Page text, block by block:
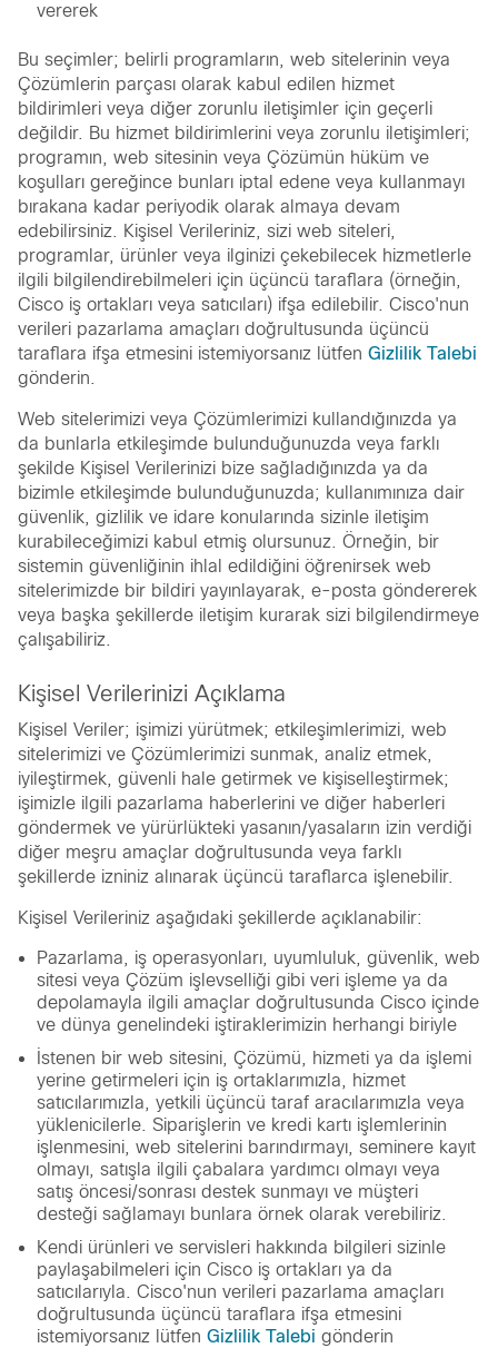
vererek
Bu seçimler; belirli programların, web sitelerinin veya
Çözümlerin parçası olarak kabul edilen hizmet
bildirimleri veya diğer zorunlu iletişimler için geçerli
değildir. Bu hizmet bildirimlerini veya zorunlu iletişimleri;
programın, web sitesinin veya Çözümün hüküm ve
koşulları gereğince bunları iptal edene veya kullanmayı
bırakana kadar periyodik olarak almaya devam
edebilirsiniz. Kişisel Verileriniz, sizi web siteleri,
programlar, ürünler veya ilginizi çekebilecek hizmetlerle
ilgili bilgilendirebilmeleri için üçüncü taraflara (örneğin,
Cisco iş ortakları veya satıcıları) ifşa edilebilir. Cisco'nun
verileri pazarlama amaçları doğrultusunda üçüncü
taraflara ifşa etmesini istemiyorsanız lütfen Gizlilik Talebi
gönderin.
Web sitelerimizi veya Çözümlerimizi kullandığınızda ya
da bunlarla etkileşimde bulunduğunuzda veya farklı
şekilde Kişisel Verilerinizi bize sağladığınızda ya da
bizimle etkileşimde bulunduğunuzda; kullanımınıza dair
güvenlik, gizlilik ve idare konularında sizinle iletişim
kurabileceğimizi kabul etmiş olursunuz. Örneğin, bir
sistemin güvenliğinin ihlal edildiğini öğrenirsek web
sitelerimizde bir bildiri yayınlayarak, e-posta göndererek
veya başka şekillerde iletişim kurarak sizi bilgilendirmeye
çalışabiliriz.
Kişisel Verilerinizi Açıklama
Kişisel Veriler; işimizi yürütmek; etkileşimlerimizi, web
sitelerimizi ve Çözümlerimizi sunmak, analiz etmek,
iyileştirmek, güvenli hale getirmek ve kişiselleştirmek;
işimizle ilgili pazarlama haberlerini ve diğer haberleri
göndermek ve yürürlükteki yasanın/yasaların izin verdiği
diğer meşru amaçlar doğrultusunda veya farklı
şekillerde izniniz alınarak üçüncü taraflarca işlenebilir.
Kişisel Verileriniz aşağıdaki şekillerde açıklanabilir:
Pazarlama, iş operasyonları, uyumluluk, güvenlik, web
sitesi veya Çözüm işlevselliği gibi veri işleme ya da
depolamayla ilgili amaçlar doğrultusunda Cisco içinde
ve dünya genelindeki iştiraklerimizin herhangi biriyle
İstenen bir web sitesini, Çözümü, hizmeti ya da işlemi
yerine getirmeleri için iş ortaklarımızla, hizmet
satıcılarımızla, yetkili üçüncü taraf aracılarımızla veya
yüklenicilerle. Siparişlerin ve kredi kartı işlemlerinin
işlenmesini, web sitelerini barındırmayı, seminere kayıt
olmayı, satışla ilgili çabalara yardımcı olmayı veya
satış öncesi/sonrası destek sunmayı ve müşteri
desteği sağlamayı bunlara örnek olarak verebiliriz.
Kendi ürünleri ve servisleri hakkında bilgileri sizinle
paylaşabilmeleri için Cisco iş ortakları ya da
satıcılarıyla. Cisco'nun verileri pazarlama amaçları
doğrultusunda üçüncü taraflara ifşa etmesini
istemiyorsanız lütfen Gizlilik Talebi gönderin